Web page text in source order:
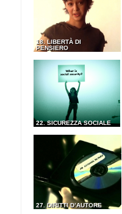
18. LIBERTÀ DI
PENSIERO
22. SICUREZZA SOCIALE
27. DIRITTI D’AUTORE